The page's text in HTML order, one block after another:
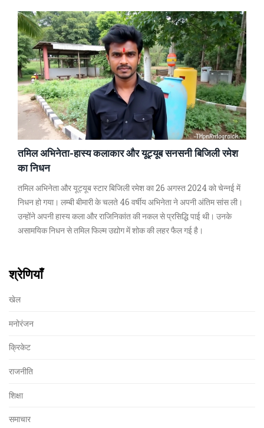
तमिल अभिनेता-हास्य कलाकार और यूट्यूब सनसनी बिजिली रमेश
का निधन
तमिल अभिनेता और यूट्यूब स्टार बिजिली रमेश का 26 अगस्त 2024 को चेन्नई में
निधन हो गया। लम्बी बीमारी के चलते 46 वर्षीय अभिनेता ने अपनी अंतिम सांस ली।
उन्होंने अपनी हास्य कला और राजिनिकांत की नकल से प्रसिद्धि पाई थी। उनके
असामयिक निधन से तमिल फिल्म उद्योग में शोक की लहर फैल गई है।
श्रेणियाँ
खेल
मनोरंजन
क्रिकेट
राजनीति
शिक्षा
समाचार